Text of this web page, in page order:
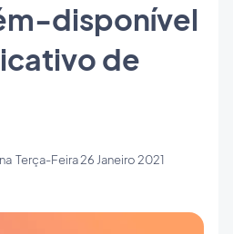
disponível
de
na Terça-Feira 26 Janeiro 2021